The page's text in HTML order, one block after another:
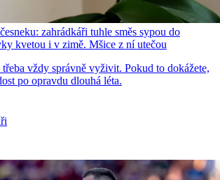
zahrádkáři tuhle směs sypou do
kvetou i v zimě. Mšice z ní utečou
vždy správně vyživit. Pokud to dokážete,
po opravdu dlouhá léta.